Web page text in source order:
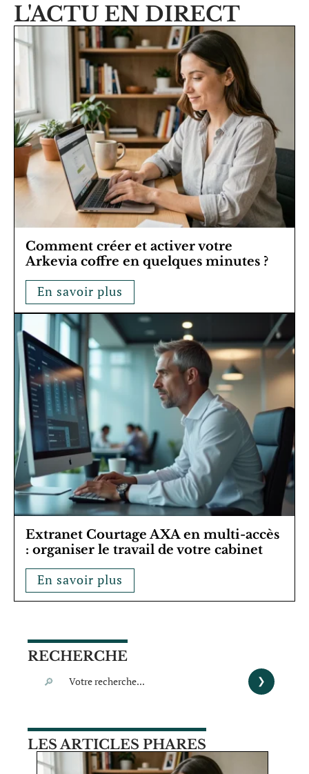
L'ACTU EN DIRECT
Comment créer et activer votre
Arkevia coffre en quelques minutes ?
En savoir plus
Extranet Courtage AXA en multi-accès
: organiser le travail de votre cabinet
En savoir plus
RECHERCHE
LES ARTICLES PHARES